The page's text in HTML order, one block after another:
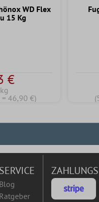
WD Flex
15 Kg
€
= 46,90 €)
SERVICE
Blog
Ratgeber